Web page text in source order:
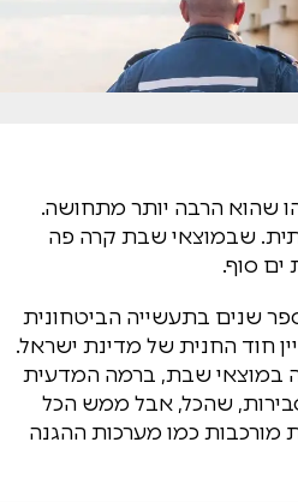
שהוא הרבה יותר מתחושה.
שבמוצאי שבת קרה פה
ים סוף.
שנים בתעשייה הביטחונית
חוד החנית של מדינת ישראל.
במוצאי שבת, ברמה המדעית
שהכל, אבל ממש הכל
כמו מערכות ההגנה